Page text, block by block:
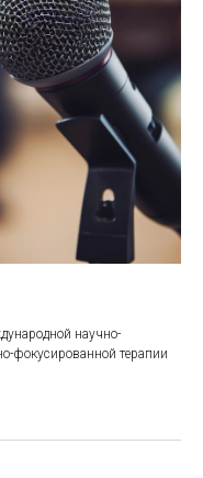
научно-
фокусированной терапии